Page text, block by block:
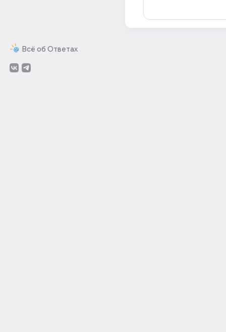
Всё об Ответах